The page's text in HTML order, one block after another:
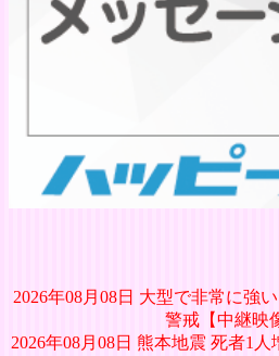
2026年08月08日 大型で非常に強
警戒【中継映
2026年08月08日 熊本地震 死者1